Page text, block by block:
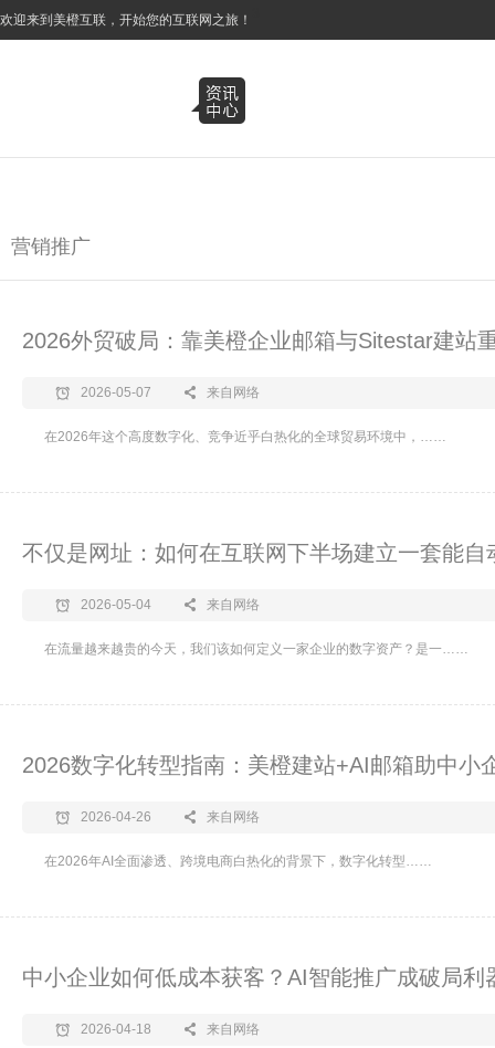
欢迎来到美橙互联，开始您的互联网之旅！
营销推广
2026外贸破局：靠美橙企业邮箱与Sitestar建站
2026-05-07 来自网络
在2026年这个高度数字化、竞争近乎白热化的全球贸易环境中，……
不仅是网址：如何在互联网下半场建立一套能自
2026-05-04 来自网络
在流量越来越贵的今天，我们该如何定义一家企业的数字资产？是一……
2026数字化转型指南：美橙建站+AI邮箱助中小
2026-04-26 来自网络
在2026年AI全面渗透、跨境电商白热化的背景下，数字化转型……
中小企业如何低成本获客？AI智能推广成破局利
2026-04-18 来自网络